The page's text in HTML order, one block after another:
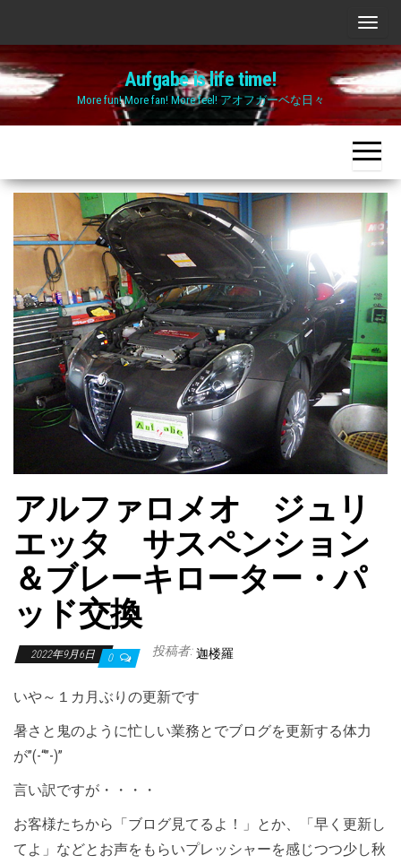
the
content
ナ
ビ
ゲ
ー
シ
ョ
ン
切
り
替
え
Aufgabe is life time!
More fun! More fan! More feel! アオフガーベな日々
アルファロメオ ジュリ
エッタ サスペンション
＆ブレーキローター・パ
ッド交換
2022年9月6日 0 投稿者: 迦楼羅
いや～１カ月ぶりの更新です
暑さと鬼のように忙しい業務とでブログを更新する体力
が”(-“”-)”
言い訳ですが・・・・
お客様たちから「ブログ見てるよ！」とか、「早く更新し
てよ」などとお声をもらいプレッシャーを感じつつ少し秋